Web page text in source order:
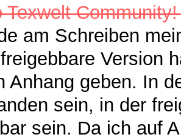
Texwelt
am Schreiben
Version
Anhang geben. In
sein, in der
sein. Da ich auf